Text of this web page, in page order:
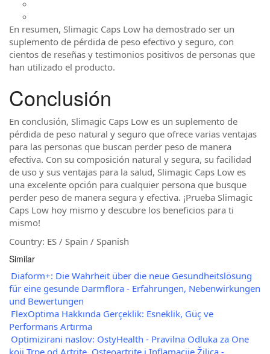
En resumen, Slimagic Caps Low ha demostrado ser un
suplemento de pérdida de peso efectivo y seguro, con
cientos de reseñas y testimonios positivos de personas que
han utilizado el producto.
Conclusión
En conclusión, Slimagic Caps Low es un suplemento de
pérdida de peso natural y seguro que ofrece varias ventajas
para las personas que buscan perder peso de manera
efectiva. Con su composición natural y segura, su facilidad
de uso y sus ventajas para la salud, Slimagic Caps Low es
una excelente opción para cualquier persona que busque
perder peso de manera segura y efectiva. ¡Prueba Slimagic
Caps Low hoy mismo y descubre los beneficios para ti
mismo!
Country: ES / Spain / Spanish
Similar
Diaform+: Die Wahrheit über die neue Gesundheitslösung
für eine gesunde Darmflora - Erfahrungen, Nebenwirkungen
und Bewertungen
FlexOptima Hakkında Gerçeklik: Esneklik, Güç ve
Performans Artırma
Optimizirani naslov: OstyHealth - Pravilna Odluka za One
koji Trpe od Artrite, Osteoartrite i Inflamacije Žilica -